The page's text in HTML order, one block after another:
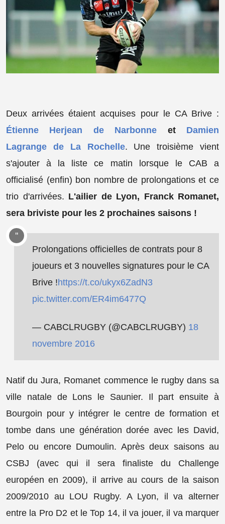
Deux arrivées étaient acquises pour le CA Brive :
Étienne Herjean de Narbonne et Damien
Lagrange de La Rochelle. Une troisième vient
s'ajouter à la liste ce matin lorsque le CAB a
officialisé (enfin) bon nombre de prolongations et ce
trio d'arrivées. L'ailier de Lyon, Franck Romanet,
sera briviste pour les 2 prochaines saisons !
Prolongations officielles de contrats pour 8
joueurs et 3 nouvelles signatures pour le CA
Brive !https://t.co/ukyx6ZadN3
pic.twitter.com/ER4im6477Q
— CABCLRUGBY (@CABCLRUGBY) 18
novembre 2016
Natif du Jura, Romanet commence le rugby dans sa
ville natale de Lons le Saunier. Il part ensuite à
Bourgoin pour y intégrer le centre de formation et
tombe dans une génération dorée avec les David,
Pelo ou encore Dumoulin. Après deux saisons au
CSBJ (avec qui il sera finaliste du Challenge
européen en 2009), il arrive au cours de la saison
2009/2010 au LOU Rugby. A Lyon, il va alterner
entre la Pro D2 et le Top 14, il va jouer, il va marquer